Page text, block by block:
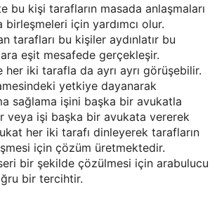
bu kişi tarafların masada anlaşmaları
için yardımcı olur.
tarafları bu kişiler aydınlatır bu
eşit mesafede gerçekleşir.
her iki tarafla da ayrı ayrı görüşebilir.
yetkiye dayanarak
sağlama işini başka bir avukatla
veya işi başka bir avukata vererek
her iki tarafı dinleyerek tarafların
için çözüm üretmektedir.
bir şekilde çözülmesi için arabulucu
bir tercihtir.